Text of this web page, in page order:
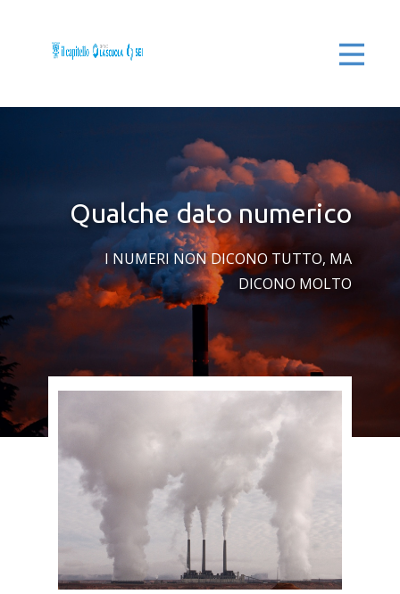
Qualche dato numerico
I NUMERI NON DICONO TUTTO, MA
DICONO MOLTO